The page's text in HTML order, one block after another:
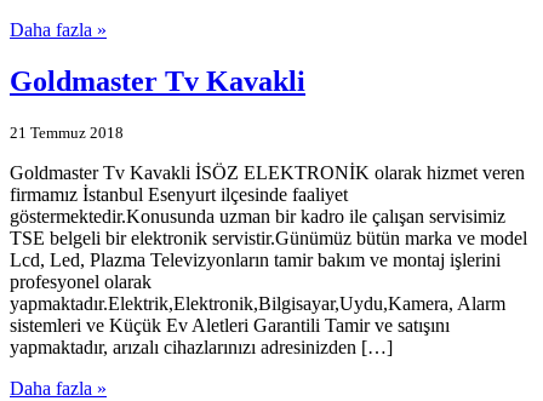
Daha fazla »
Goldmaster Tv Kavakli
21 Temmuz 2018
Goldmaster Tv Kavakli İSÖZ ELEKTRONİK olarak hizmet veren
firmamız İstanbul Esenyurt ilçesinde faaliyet
göstermektedir.Konusunda uzman bir kadro ile çalışan servisimiz
TSE belgeli bir elektronik servistir.Günümüz bütün marka ve model
Lcd, Led, Plazma Televizyonların tamir bakım ve montaj işlerini
profesyonel olarak
yapmaktadır.Elektrik,Elektronik,Bilgisayar,Uydu,Kamera, Alarm
sistemleri ve Küçük Ev Aletleri Garantili Tamir ve satışını
yapmaktadır, arızalı cihazlarınızı adresinizden […]
Daha fazla »